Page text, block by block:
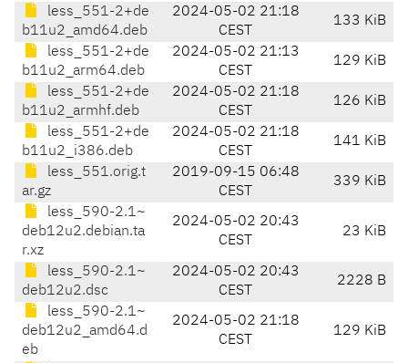
less_551-2+de
b11u2_amd64.deb
2024-05-02 21:18
CEST
133 KiB
less_551-2+de
b11u2_arm64.deb
2024-05-02 21:13
CEST
129 KiB
less_551-2+de
b11u2_armhf.deb
2024-05-02 21:18
CEST
126 KiB
less_551-2+de
b11u2_i386.deb
2024-05-02 21:18
CEST
141 KiB
less_551.orig.t
ar.gz
2019-09-15 06:48
CEST
339 KiB
less_590-2.1~
deb12u2.debian.ta
r.xz
2024-05-02 20:43
CEST
23 KiB
less_590-2.1~
deb12u2.dsc
2024-05-02 20:43
CEST
2228 B
less_590-2.1~
deb12u2_amd64.d
eb
2024-05-02 21:18
CEST
129 KiB